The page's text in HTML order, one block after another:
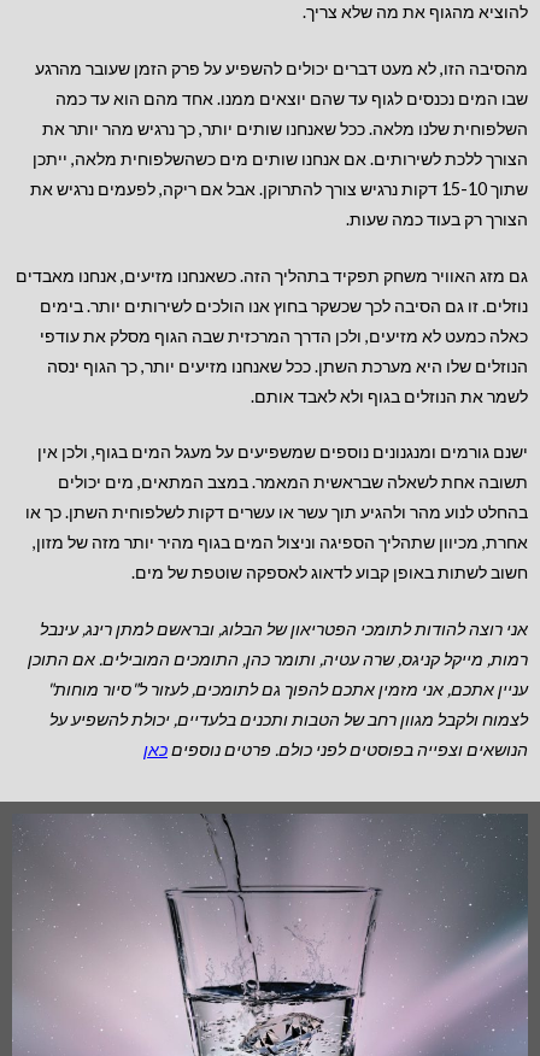
להוציא מהגוף את מה שלא צריך.
מהסיבה הזו, לא מעט דברים יכולים להשפיע על פרק הזמן שעובר מהרגע
שבו המים נכנסים לגוף עד שהם יוצאים ממנו. אחד מהם הוא עד כמה
השלפוחית שלנו מלאה. ככל שאנחנו שותים יותר, כך נרגיש מהר יותר את
הצורך ללכת לשירותים. אם אנחנו שותים מים כשהשלפוחית מלאה, ייתכן
שתוך 15-10 דקות נרגיש צורך להתרוקן. אבל אם ריקה, לפעמים נרגיש את
הצורך רק בעוד כמה שעות.
גם מזג האוויר משחק תפקיד בתהליך הזה. כשאנחנו מזיעים, אנחנו מאבדים
נוזלים. זו גם הסיבה לכך שכשקר בחוץ אנו הולכים לשירותים יותר. בימים
כאלה כמעט לא מזיעים, ולכן הדרך המרכזית שבה הגוף מסלק את עודפי
הנוזלים שלו היא מערכת השתן. ככל שאנחנו מזיעים יותר, כך הגוף ינסה
לשמר את הנוזלים בגוף ולא לאבד אותם.
ישנם גורמים ומנגנונים נוספים שמשפיעים על מעגל המים בגוף, ולכן אין
תשובה אחת לשאלה שבראשית המאמר. במצב המתאים, מים יכולים
בהחלט לנוע מהר ולהגיע תוך עשר או עשרים דקות לשלפוחית השתן. כך או
אחרת, מכיוון שתהליך הספיגה וניצול המים בגוף מהיר יותר מזה של מזון,
חשוב לשתות באופן קבוע לדאוג לאספקה שוטפת של מים.
אני רוצה להודות לתומכי הפטריאון של הבלוג, ובראשם למתן רינג, עינבל
רמות, מייקל קניגס, שרה עטיה, ותומר כהן, התומכים המובילים.אם התוכן
עניין אתכם, אני מזמין אתכם להפוך גם לתומכים, לעזור ל"סיור מוחות"
לצמוח ולקבל מגוון רחב של הטבותותכנים בלעדיים, יכולת להשפיע על
הנושאים וצפייה בפוסטים לפני כולם. פרטים נוספיםכאן